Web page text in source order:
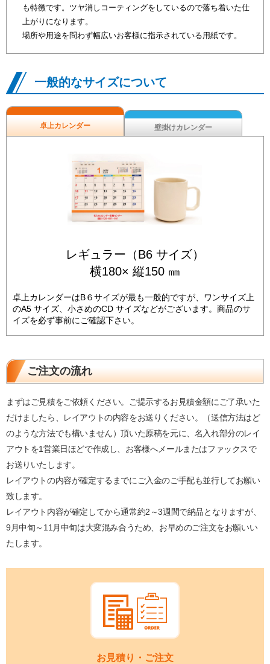
も特徴です。ツヤ消しコーティングをしているので落ち着いた仕
上がりになります。
場所や用途を問わず幅広いお客様に指示されている用紙です。
一般的なサイズについて
卓上カレンダー 壁掛けカレンダー
レギュラー（B6 サイズ）
横180× 縦150 ㎜
卓上カレンダーはB６サイズが最も一般的ですが、ワンサイズ上
のA5 サイズ、小さめのCD サイズなどがございます。商品のサ
イズを必ず事前にご確認下さい。
ご注文の流れ
まずはご見積をご依頼ください。ご提示するお見積金額にご了承いた
だけましたら、レイアウトの内容をお送りください。（送信方法はど
のような方法でも構いません）頂いた原稿を元に、名入れ部分のレイ
アウトを1営業日ほどで作成し、お客様へメールまたはファックスで
お送りいたします。
レイアウトの内容が確定するまでにご入金のご手配も並行してお願い
致します。
レイアウト内容が確定してから通常約2～3週間で納品となりますが、
9月中旬～11月中旬は大変混み合うため、お早めのご注文をお願いい
たします。
お見積り・ご注文